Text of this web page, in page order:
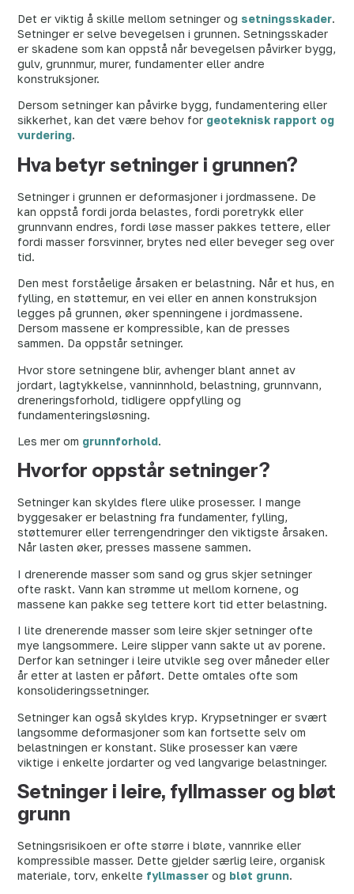
Det er viktig å skille mellom setninger og setningsskader.
Setninger er selve bevegelsen i grunnen. Setningsskader
er skadene som kan oppstå når bevegelsen påvirker bygg,
gulv, grunnmur, murer, fundamenter eller andre
konstruksjoner.
Dersom setninger kan påvirke bygg, fundamentering eller
sikkerhet, kan det være behov for geoteknisk rapport og
vurdering.
Hva betyr setninger i grunnen?
Setninger i grunnen er deformasjoner i jordmassene. De
kan oppstå fordi jorda belastes, fordi poretrykk eller
grunnvann endres, fordi løse masser pakkes tettere, eller
fordi masser forsvinner, brytes ned eller beveger seg over
tid.
Den mest forståelige årsaken er belastning. Når et hus, en
fylling, en støttemur, en vei eller en annen konstruksjon
legges på grunnen, øker spenningene i jordmassene.
Dersom massene er kompressible, kan de presses
sammen. Da oppstår setninger.
Hvor store setningene blir, avhenger blant annet av
jordart, lagtykkelse, vanninnhold, belastning, grunnvann,
dreneringsforhold, tidligere oppfylling og
fundamenteringsløsning.
Les mer om grunnforhold.
Hvorfor oppstår setninger?
Setninger kan skyldes flere ulike prosesser. I mange
byggesaker er belastning fra fundamenter, fylling,
støttemurer eller terrengendringer den viktigste årsaken.
Når lasten øker, presses massene sammen.
I drenerende masser som sand og grus skjer setninger
ofte raskt. Vann kan strømme ut mellom kornene, og
massene kan pakke seg tettere kort tid etter belastning.
I lite drenerende masser som leire skjer setninger ofte
mye langsommere. Leire slipper vann sakte ut av porene.
Derfor kan setninger i leire utvikle seg over måneder eller
år etter at lasten er påført. Dette omtales ofte som
konsolideringssetninger.
Setninger kan også skyldes kryp. Krypsetninger er svært
langsomme deformasjoner som kan fortsette selv om
belastningen er konstant. Slike prosesser kan være
viktige i enkelte jordarter og ved langvarige belastninger.
Setninger i leire, fyllmasser og bløt
grunn
Setningsrisikoen er ofte større i bløte, vannrike eller
kompressible masser. Dette gjelder særlig leire, organisk
materiale, torv, enkelte fyllmasser og bløt grunn.